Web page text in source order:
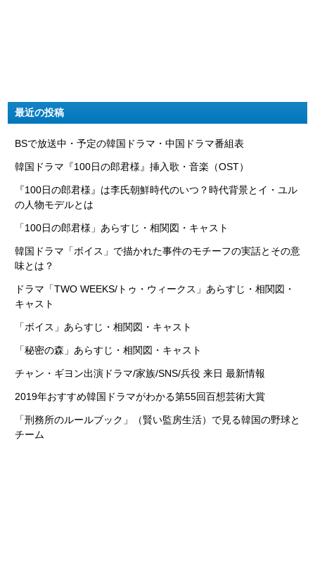
最近の投稿
BSで放送中・予定の韓国ドラマ・中国ドラマ番組表
韓国ドラマ『100日の郎君様』挿入歌・音楽（OST）
『100日の郎君様』は李氏朝鮮時代のいつ？時代背景とイ・ユル
の人物モデルとは
「100日の郎君様」あらすじ・相関図・キャスト
韓国ドラマ「ボイス」で描かれた事件のモチーフの実話とその意
味とは？
ドラマ「TWO WEEKS/トゥ・ウィークス」あらすじ・相関図・
キャスト
「ボイス」あらすじ・相関図・キャスト
「秘密の森」あらすじ・相関図・キャスト
チャン・ギヨン出演ドラマ/家族/SNS/兵役 来日 最新情報
2019年おすすめ韓国ドラマがわかる第55回百想芸術大賞
「刑務所のルールブック」（賢い監房生活）で見る韓国の野球と
チーム